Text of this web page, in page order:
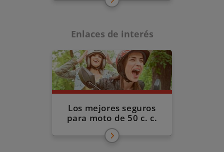
Enlaces de interés
Los mejores seguros
para moto de 50 c. c.